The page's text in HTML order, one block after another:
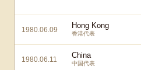
1980.06.09 Hong Kong
香港代表
1980.06.11 China
中国代表